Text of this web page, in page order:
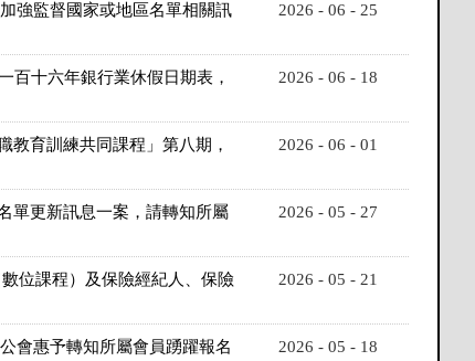
強監督國家或地區名單相關訊
2026 - 06 - 25
百十六年銀行業休假日期表，
2026 - 06 - 18
教育訓練共同課程」第八期，
2026 - 06 - 01
單更新訊息一案，請轉知所屬
2026 - 05 - 27
位課程）及保險經紀人、保險
2026 - 05 - 21
會惠予轉知所屬會員踴躍報名
2026 - 05 - 18